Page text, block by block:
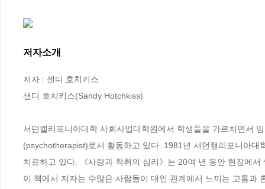
저자소개
저자 : 샌디 호치키스
샌디 호치키스(Sandy Hotchkiss)
서던캘리포니아대학 사회사업대학원에서 학생들을 가르치면서
(psychotherapist)로서 활동하고 있다. 1981년 서던캘리포니아
치료하고 있다. 《사랑과 착취의 심리》는 20여 년 동안 현장에
이 책에서 저자는 수많은 사람들이 대인 관계에서 느끼는 고통과